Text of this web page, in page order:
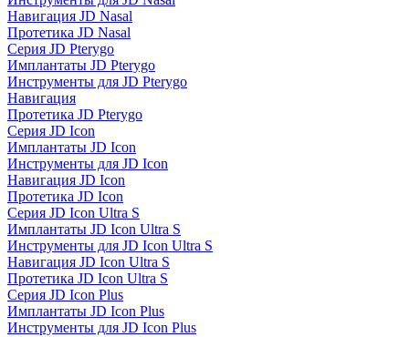
Навигация JD Nasal
Протетика JD Nasal
Серия JD Pterygo
Имплантаты JD Pterygo
Инструменты для JD Pterygo
Навигация
Протетика JD Pterygo
Серия JD Icon
Имплантаты JD Icon
Инструменты для JD Icon
Навигация JD Icon
Протетика JD Icon
Серия JD Icon Ultra S
Имплантаты JD Icon Ultra S
Инструменты для JD Icon Ultra S
Навигация JD Icon Ultra S
Протетика JD Icon Ultra S
Серия JD Icon Plus
Имплантаты JD Icon Plus
Инструменты для JD Icon Plus